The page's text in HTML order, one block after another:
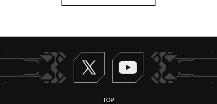
Twitter ヴァンガードch
TOP